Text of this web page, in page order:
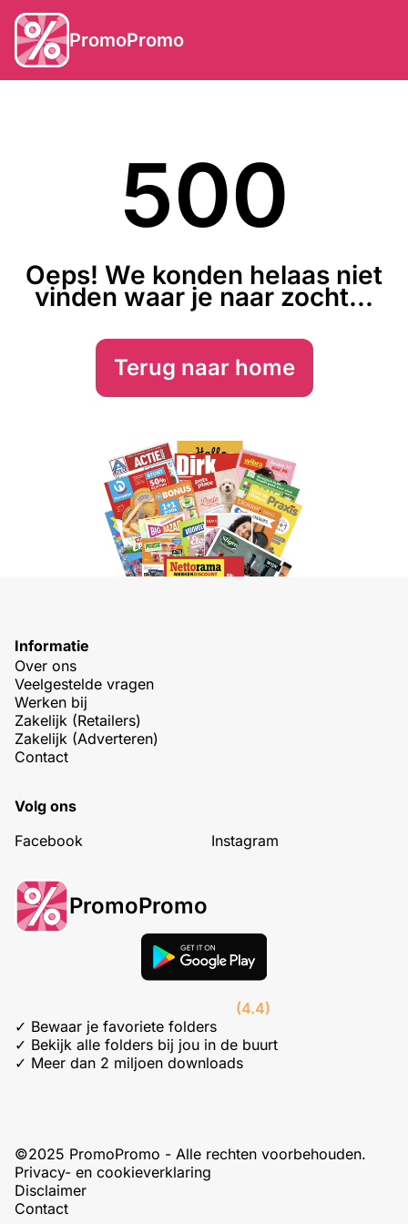
PromoPromo
500
Oeps! We konden helaas niet
vinden waar je naar zocht...
Terug naar home
Informatie
Over ons
Veelgestelde vragen
Werken bij
Zakelijk (Retailers)
Zakelijk (Adverteren)
Contact
Volg ons
Facebook
Instagram
PromoPromo
(4.4)
✓ Bewaar je favoriete folders
✓ Bekijk alle folders bij jou in de buurt
✓ Meer dan 2 miljoen downloads
©2025 PromoPromo - Alle rechten voorbehouden.
Privacy- en cookieverklaring
Disclaimer
Contact